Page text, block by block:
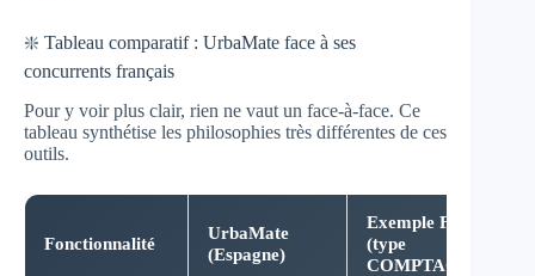
❇️ Tableau comparatif : UrbaMate face à ses
concurrents français
Pour y voir plus clair, rien ne vaut un face-à-face. Ce
tableau synthétise les philosophies très différentes de ces
outils.
Fonctionnalité
UrbaMate
(Espagne)
Exemple Français
(type
COMPTACOP)